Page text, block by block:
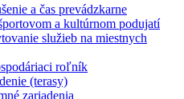
a čas prevádzkarne
a kultúrnom podujatí
služieb na miestnych
roľník
(terasy)
zariadenia